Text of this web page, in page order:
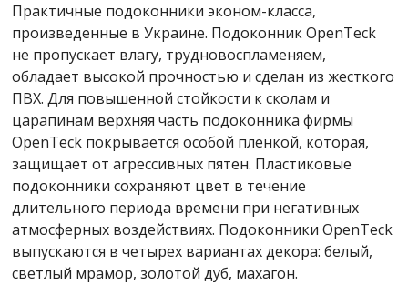
Практичные подоконники эконом-класса,
произведенные в Украине. Подоконник OpenTeck
не пропускает влагу, трудновоспламеняем,
обладает высокой прочностью и сделан из жесткого
ПВХ. Для повышенной стойкости к сколам и
царапинам верхняя часть подоконника фирмы
OpenTeck покрывается особой пленкой, которая,
защищает от агрессивных пятен. Пластиковые
подоконники сохраняют цвет в течение
длительного периода времени при негативных
атмосферных воздействиях. Подоконники OpenTeck
выпускаются в четырех вариантах декора: белый,
светлый мрамор, золотой дуб, махагон.